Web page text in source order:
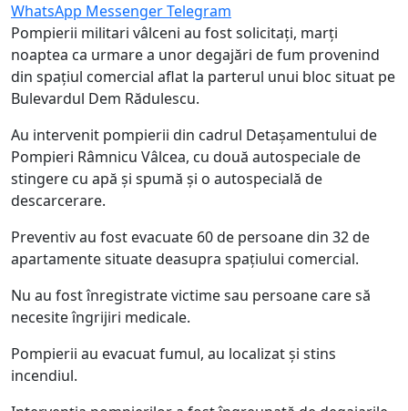
WhatsApp MessengerTelegram
Pompierii militari vâlceni au fost solicitați, marți
noaptea ca urmare a unor degajări de fum provenind
din spațiul comercial aflat la parterul unui bloc situat pe
Bulevardul Dem Rădulescu.
Au intervenit pompierii din cadrul Detașamentului de
Pompieri Râmnicu Vâlcea, cu două autospeciale de
stingere cu apă și spumă și o autospecială de
descarcerare.
Preventiv au fost evacuate 60 de persoane din 32 de
apartamente situate deasupra spațiului comercial.
Nu au fost înregistrate victime sau persoane care să
necesite îngrijiri medicale.
Pompierii au evacuat fumul, au localizat și stins
incendiul.